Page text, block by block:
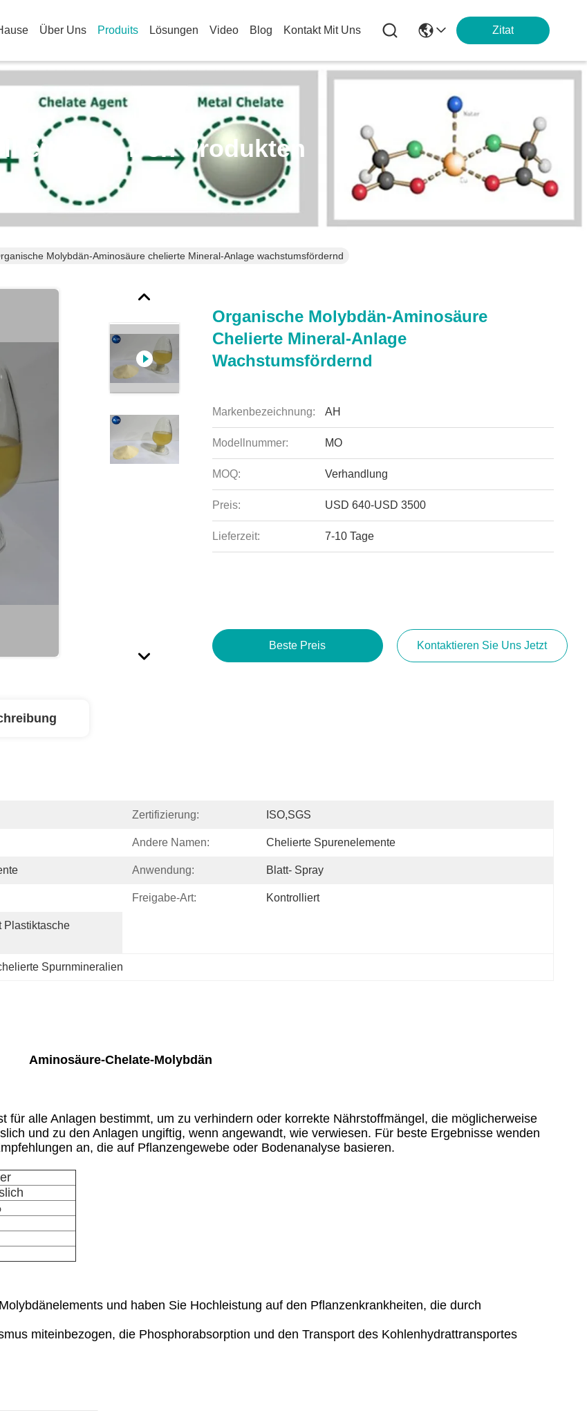
Über Uns Produits Lösungen Video Blog Kontakt Mit Uns Zitat
Zu Den Produkten
Molybdän-Aminosäure chelierte Mineral-Anlage wachstumsfördernd
Organische Molybdän-Aminosäure
Chelierte Mineral-Anlage
Wachstumsfördernd
Markenbezeichnung: AH
Modellnummer: MO
MOQ: Verhandlung
Preis: USD 640-USD 3500
Lieferzeit: 7-10 Tage
Beste Preis Kontaktieren Sie Uns Jetzt
Zertifizierung: ISO,SGS
Andere Namen: Chelierte Spurenelemente
Anwendung: Blatt- Spray
Freigabe-Art: Kontrolliert
Plastiktasche
Spurnmineralien
Aminosäure-Chelate-Molybdän
für alle Anlagen bestimmt, um zu verhindern oder korrekte Nährstoffmängel, die möglicherweise
und zu den Anlagen ungiftig, wenn angewandt, wie verwiesen. Für beste Ergebnisse wenden
an, die auf Pflanzengewebe oder Bodenanalyse basieren.
und haben Sie Hochleistung auf den Pflanzenkrankheiten, die durch
miteinbezogen, die Phosphorabsorption und den Transport des Kohlenhydrattransportes